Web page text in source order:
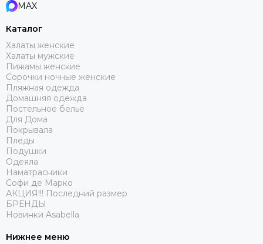
MAX
Каталог
Халаты женские
Халаты мужские
Пижамы женские
Сорочки ночные женские
Пляжная одежда
Домашняя одежда
Постельное белье
Для Дома
Покрывала
Пледы
Подушки
Одеяла
Наматрасники
Софи де Марко
АКЦИЯ!!! Последний размер
БРЕНДЫ
Новинки Asabella
Нижнее меню